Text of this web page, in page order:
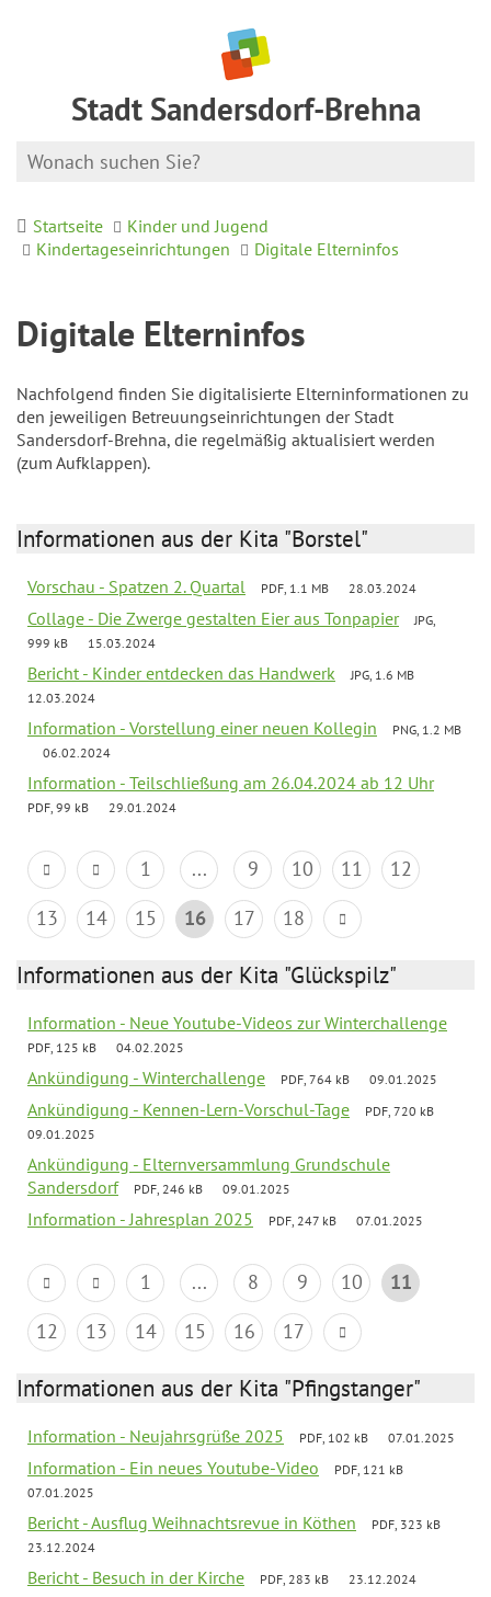
Stadt Sandersdorf-Brehna
Startseite
Kinder und Jugend
Kindertageseinrichtungen
Digitale Elterninfos
Digitale Elterninfos
Nachfolgend finden Sie digitalisierte Elterninformationen zu
den jeweiligen Betreuungseinrichtungen der Stadt
Sandersdorf-Brehna, die regelmäßig aktualisiert werden
(zum Aufklappen).
Informationen aus der Kita "Borstel"
Vorschau - Spatzen 2. Quartal PDF, 1.1 MB 28.03.2024
Collage - Die Zwerge gestalten Eier aus Tonpapier
JPG,
999 kB
15.03.2024
Bericht - Kinder entdecken das Handwerk
JPG, 1.6 MB
12.03.2024
Information - Vorstellung einer neuen Kollegin
PNG, 1.2 MB
06.02.2024
Information - Teilschließung am 26.04.2024 ab 12 Uhr
PDF, 99 kB 29.01.2024
1 ... 9 10 11
12
13
14 15 16 17 18
Informationen aus der Kita "Glückspilz"
Information - Neue Youtube-Videos zur Winterchallenge
PDF, 125 kB 04.02.2025
Ankündigung - Winterchallenge PDF, 764 kB 09.01.2025
Ankündigung - Kennen-Lern-Vorschul-Tage
PDF, 720 kB
09.01.2025
Ankündigung - Elternversammlung Grundschule
Sandersdorf
PDF, 246 kB 09.01.2025
Information - Jahresplan 2025 PDF, 247 kB 07.01.2025
1 ... 8 9 10
11
12
13 14 15 16 17
Informationen aus der Kita "Pfingstanger"
Information - Neujahrsgrüße 2025 PDF, 102 kB 07.01.2025
Information - Ein neues Youtube-Video
PDF, 121 kB
07.01.2025
Bericht - Ausflug Weihnachtsrevue in Köthen
PDF, 323 kB
23.12.2024
Bericht - Besuch in der Kirche PDF, 283 kB 23.12.2024